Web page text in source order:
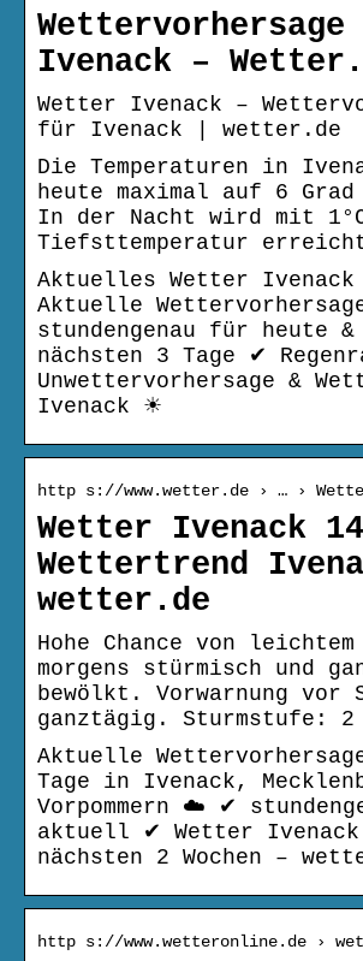
Ivenack –
Wetter Ivenack –
für Ivenack | wetter.de
Die Temperaturen in
heute maximal auf 6
In der Nacht wird mit
Tiefsttemperatur
Aktuelles Wetter
Aktuelle
stundengenau für heute
nächsten 3 Tage ✔
Unwettervorhersage &
Ivenack ☀
http s://www.wetter.de › … ›
Wetter Ivenack
Wettertrend
wetter.de
Hohe Chance von leichtem
morgens stürmisch und
bewölkt. Vorwarnung vor
ganztägig. Sturmstufe: 2
Aktuelle
Tage in Ivenack,
Vorpommern ☁️ ✔
aktuell ✔ Wetter
nächsten 2 Wochen –
http s://www.wetteronline.de ›